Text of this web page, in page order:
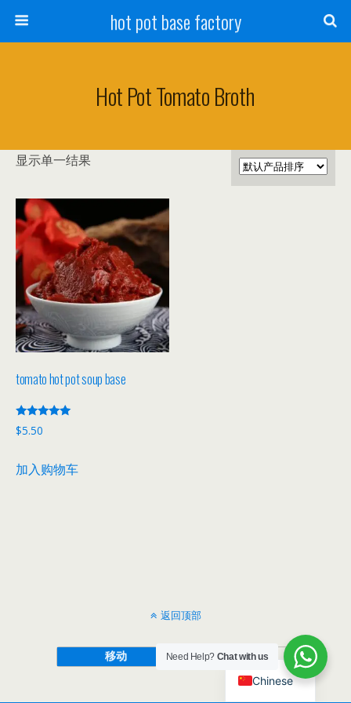
hot pot base factory
Hot Pot Tomato Broth
显示单一结果
tomato hot pot soup base
评分
5.00
$5.50
加入购物车
返回顶部
移动 桌面
Need Help? Chat with us
Chinese